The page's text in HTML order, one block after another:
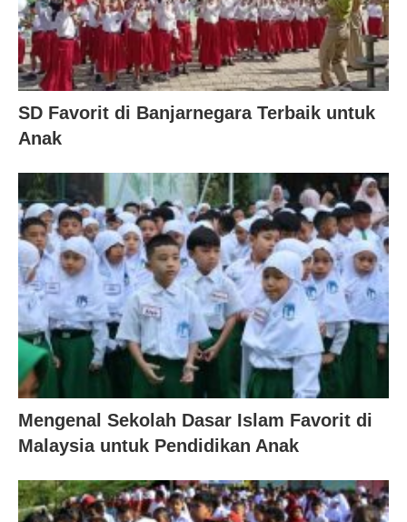
SD Favorit di Banjarnegara Terbaik untuk
Anak
Mengenal Sekolah Dasar Islam Favorit di
Malaysia untuk Pendidikan Anak